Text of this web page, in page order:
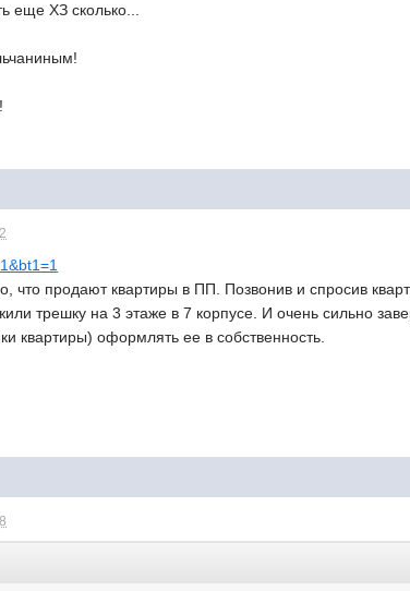
еще ХЗ сколько...
что продают квартиры в ПП. Позвонив и спросив
трешку на 3 этаже в 7 корпусе. И очень сильно
квартиры) оформлять ее в собственность.